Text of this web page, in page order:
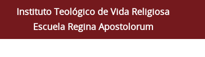
Instituto Teológico de Vida Religiosa
Escuela Regina Apostolorum